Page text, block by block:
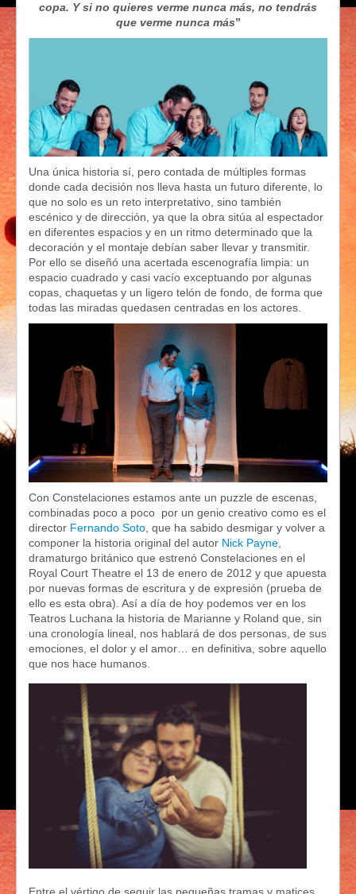
copa. Y si no quieres verme nunca más, no tendrás
que verme nunca más”
Una única historia sí, pero contada de múltiples formas
donde cada decisión nos lleva hasta un futuro diferente, lo
que no solo es un reto interpretativo, sino también
escénico y de dirección, ya que la obra sitúa al espectador
en diferentes espacios y en un ritmo determinado que la
decoración y el montaje debían saber llevar y transmitir.
Por ello se diseñó una acertada escenografía limpia: un
espacio cuadrado y casi vacío exceptuando por algunas
copas, chaquetas y un ligero telón de fondo, de forma que
todas las miradas quedasen centradas en los actores.
Con Constelaciones estamos ante un puzzle de escenas,
combinadas poco a poco por un genio creativo como es el
director Fernando Soto , que ha sabido desmigar y volver a
componer la historia original del autor Nick Payne
dramaturgo británico que estrenó Constelaciones en el
Royal Court Theatre el 13 de enero de 2012 y que apuesta
por nuevas formas de escritura y de expresión (prueba de
ello es esta obra). Así a día de hoy podemos ver en los
Teatros Luchana la historia de Marianne y Roland que, sin
una cronología lineal, nos hablará de dos personas, de sus
emociones, el dolor y el amor… en definitiva, sobre aquello
que nos hace humanos.
Entre el vértigo de seguir las pequeñas tramas y matices